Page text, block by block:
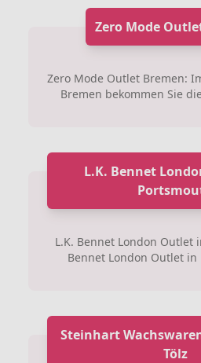
Zero Mode
Zero Mode Outlet Bremen:
Bremen bekommen Sie
L.K. Bennet
L.K. Bennet London Outlet
Bennet London Outlet in
Steinhart
Tölz